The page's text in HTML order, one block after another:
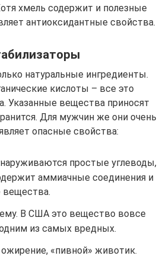
хмель содержит и полезные
антиоксидантные свойства.
натуральные ингредиенты.
кислоты – все это
Указанные вещества приносят
Для мужчин же они очень
опасные свойства:
простые углеводы,
аммиачные соединения и
В США это вещество вовсе
из самых вредных.
«пивной» животик.